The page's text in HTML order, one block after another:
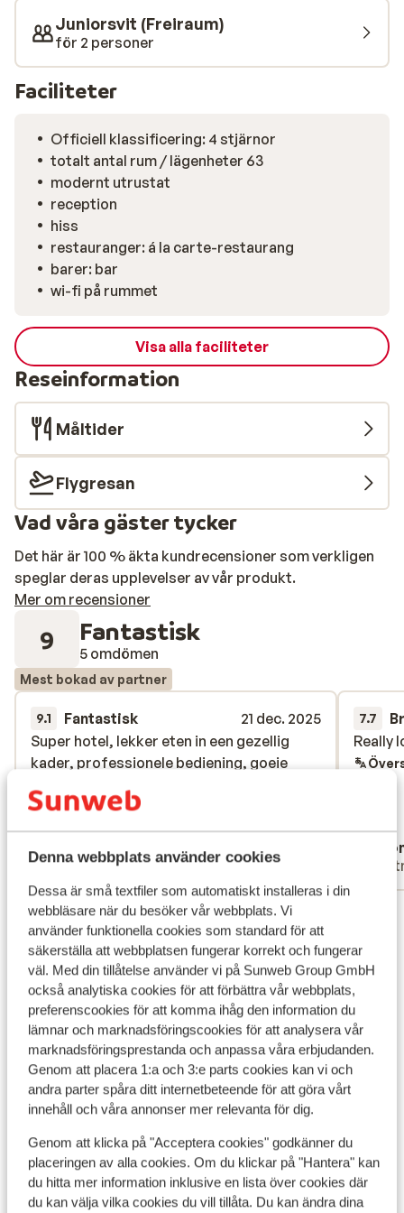
Denna webbplats använder cookies
Dessa är små textfiler som automatiskt installeras i din
webbläsare när du besöker vår webbplats. Vi
använder funktionella cookies som standard för att
säkerställa att webbplatsen fungerar korrekt och fungerar
väl. Med din tillåtelse använder vi på Sunweb Group GmbH
också analytiska cookies för att förbättra vår webbplats,
preferenscookies för att komma ihåg den information du
lämnar och marknadsföringscookies för att analysera vår
marknadsföringsprestanda och anpassa våra erbjudanden.
Genom att placera 1:a och 3:e parts cookies kan vi och
andra parter spåra ditt internetbeteende för att göra vårt
innehåll och våra annonser mer relevanta för dig.
Genom att klicka på "Acceptera cookies" godkänner du
placeringen av alla cookies. Om du klickar på "Hantera" kan
du hitta mer information inklusive en lista över cookies där
du kan välja vilka cookies du vill tillåta. Du kan ändra dina
bekväma läge gör hotellet till ett verkligt paradis för
vintersportentusiaster, och ger dig snabb och enkel
tillgång till Schladmings stora skidområde.
Juniorsvit (Freiraum)
för 2 personer
Faciliteter
Officiell klassificering: 4 stjärnor
totalt antal rum / lägenheter 63
modernt utrustat
reception
hiss
restauranger: á la carte-restaurang
barer: bar
wi-fi på rummet
Visa alla faciliteter
Reseinformation
Måltider
Flygresan
Vad våra gäster tycker
Det här är 100 % äkta kundrecensioner som verkligen
speglar deras upplevelser av vår produkt.
Mer om recensioner
9 Fantastisk
5 omdömen
Mest bokad av partner
9.1 Fantastisk
21 dec. 2025
Super hotel, lekker eten in een gezellig
kader, professionele bediening, goeie
douche
Super hotel, lekker eten in een gezellig
kader, professionele bediening, goeie
douche
Översätt till svenska
Anonym
Partner
7.7
Really
Really
Visa alla 5 omdömen
Läge
Visa på karta
I området
I centrum
Avstånd till pist ca 300 m